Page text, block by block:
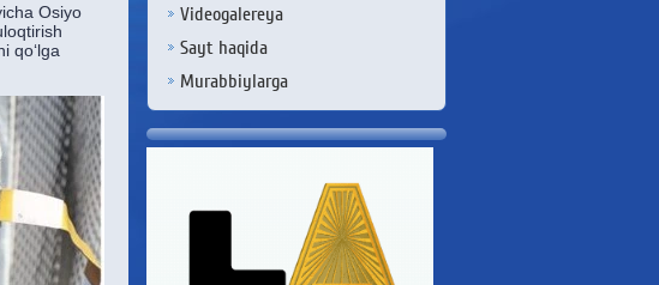
Videogalereya
Sayt haqida
Murabbiylarga
Osiyo
qo‘lga